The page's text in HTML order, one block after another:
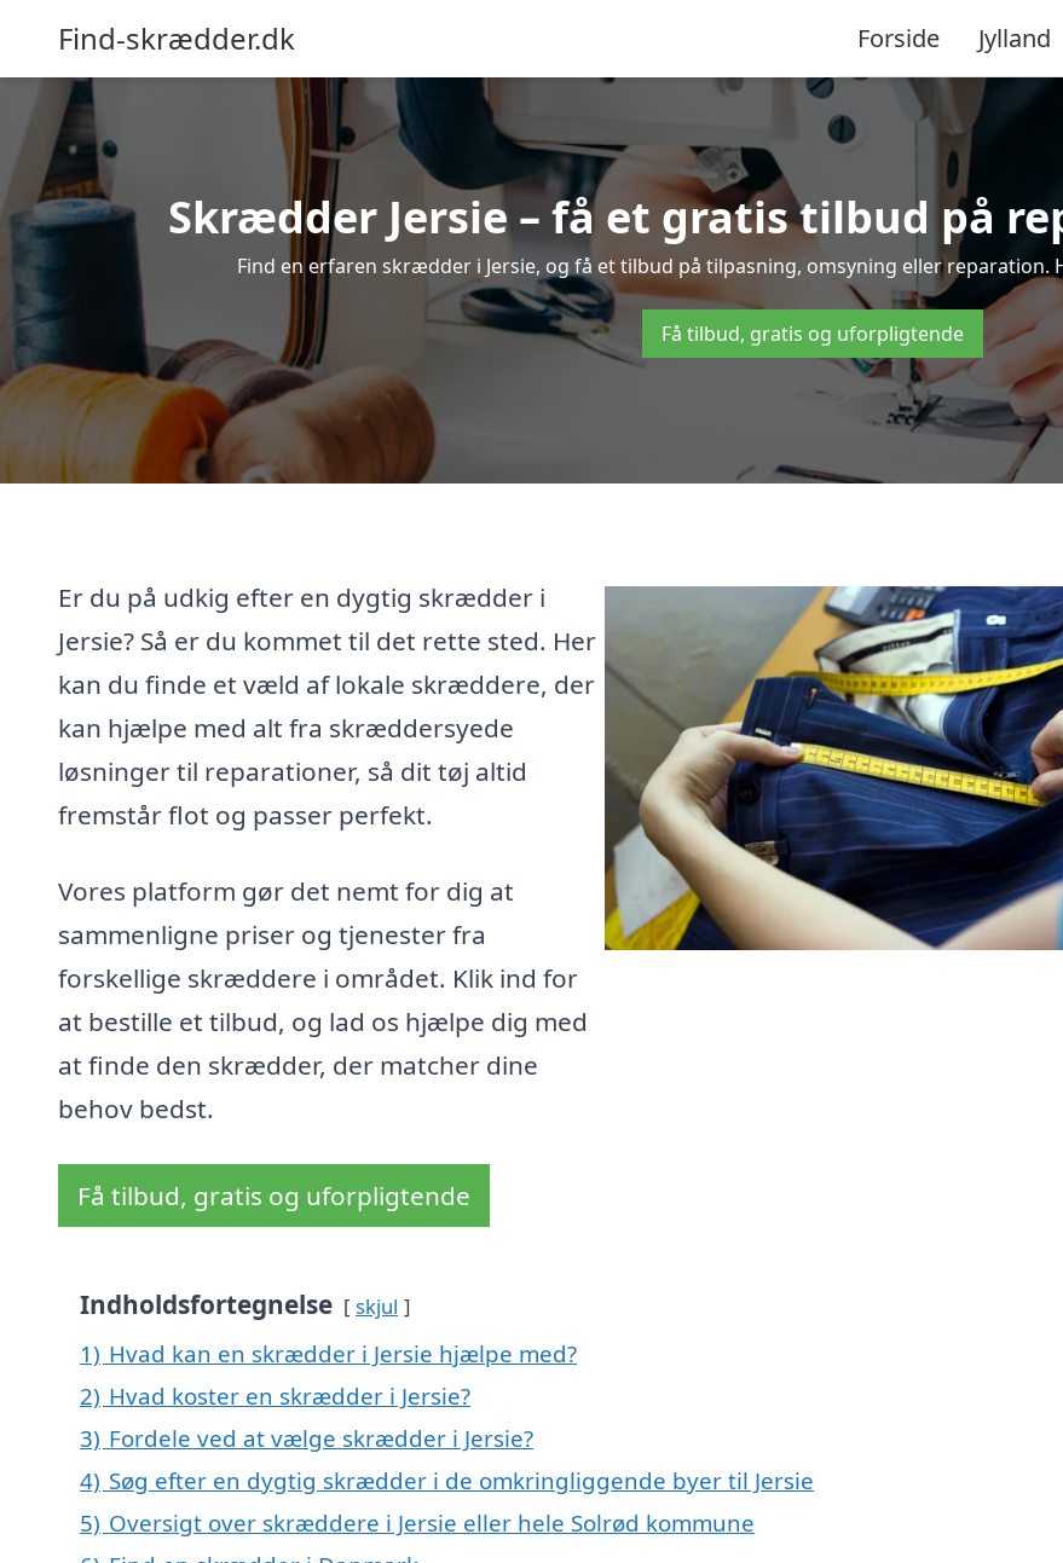
Find-skrædder.dk Forside Jylland
Skrædder Jersie – få et gratis tilbud på
Find en erfaren skrædder i Jersie, og få et tilbud på tilpasning, omsyning eller
Få tilbud, gratis og uforpligtende
Er du på udkig efter en dygtig skrædder i
Jersie? Så er du kommet til det rette sted. Her
kan du finde et væld af lokale skræddere, der
kan hjælpe med alt fra skræddersyede
løsninger til reparationer, så dit tøj altid
fremstår flot og passer perfekt.
Vores platform gør det nemt for dig at
sammenligne priser og tjenester fra
forskellige skræddere i området. Klik ind for
at bestille et tilbud, og lad os hjælpe dig med
at finde den skrædder, der matcher dine
behov bedst.
Få tilbud, gratis og uforpligtende
Indholdsfortegnelse skjul
1) Hvad kan en skrædder i Jersie hjælpe med?
2) Hvad koster en skrædder i Jersie?
3) Fordele ved at vælge skrædder i Jersie?
4) Søg efter en dygtig skrædder i de omkringliggende byer til Jersie
5) Oversigt over skræddere i Jersie eller hele Solrød kommune